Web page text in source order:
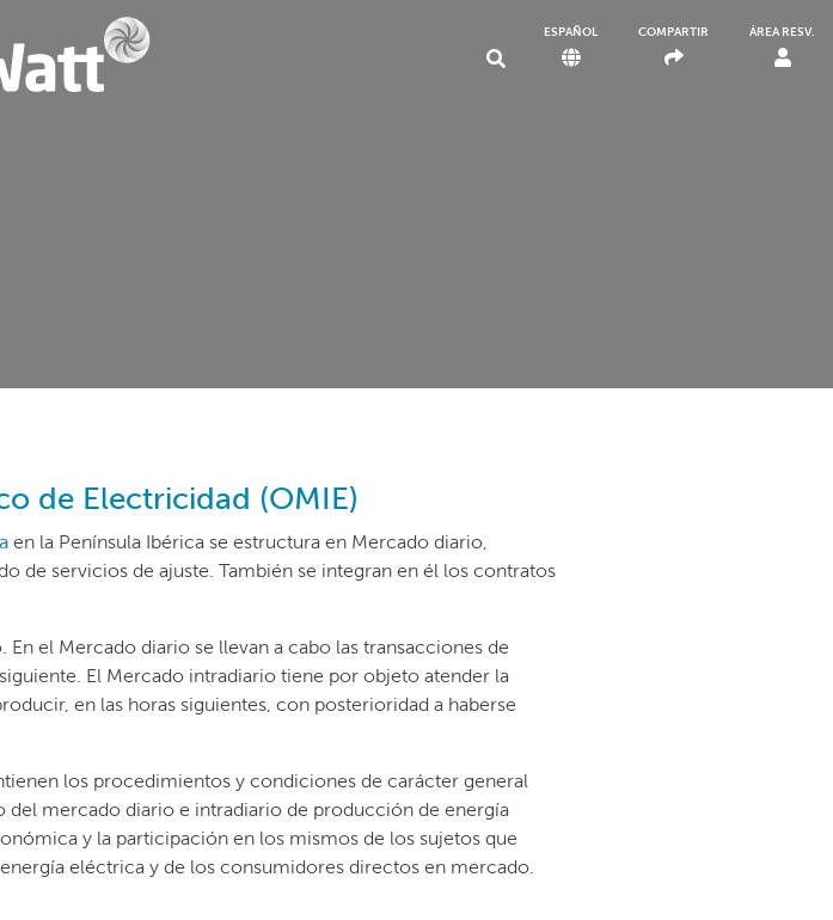
ESPAÑOL COMPARTIR ÁREA RESV.
de Electricidad (OMIE)
en la Península Ibérica se estructura en Mercado diario,
de servicios de ajuste. También se integran en él los contratos
el Mercado diario se llevan a cabo las transacciones de
El Mercado intradiario tiene por objeto atender la
en las horas siguientes, con posterioridad a haberse
los procedimientos y condiciones de carácter general
del mercado diario e intradiario de producción de energía
y la participación en los mismos de los sujetos que
eléctrica y de los consumidores directos en mercado.